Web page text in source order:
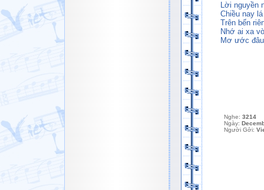
Lời nguyền
Chiều nay
Trên bến
Nhớ ai xa
Mơ ước
Nghe: 3214
Ngày:
Người Gởi: